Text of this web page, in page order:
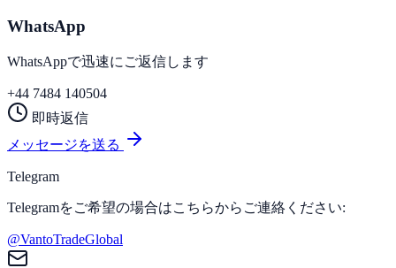
WhatsApp
WhatsAppで迅速にご返信します
+44 7484 140504
即時返信
メッセージを送る
Telegram
Telegramをご希望の場合はこちらからご連絡ください:
@VantoTradeGlobal